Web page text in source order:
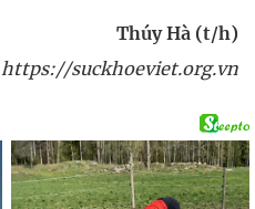
Thúy Hà (t/h)
https://suckhoeviet.org.vn